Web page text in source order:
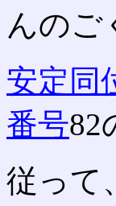
んのご
安定同
番号82
従って